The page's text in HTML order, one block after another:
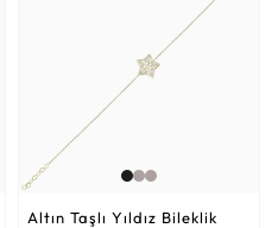
Altın Taşlı Yıldız Bileklik